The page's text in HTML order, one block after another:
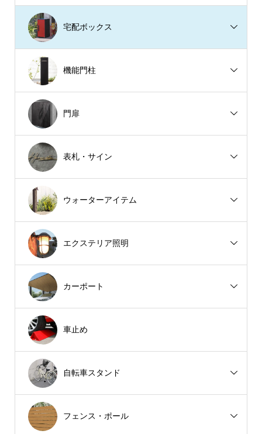
宅配ボックス
機能門柱
門扉
表札・サイン
ウォーターアイテム
エクステリア照明
カーポート
車止め
自転車スタンド
フェンス・ポール